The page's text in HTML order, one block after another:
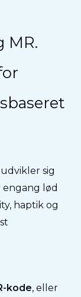
MR.
sig
lød
haptik og
kode, eller